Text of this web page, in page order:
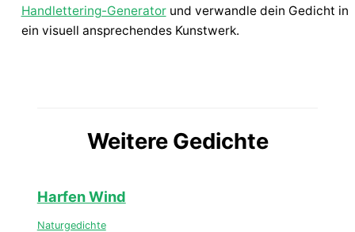
Handlettering-Generatorund verwandle dein Gedicht in
ein visuell ansprechendes Kunstwerk.
Weitere Gedichte
Harfen Wind
Naturgedichte